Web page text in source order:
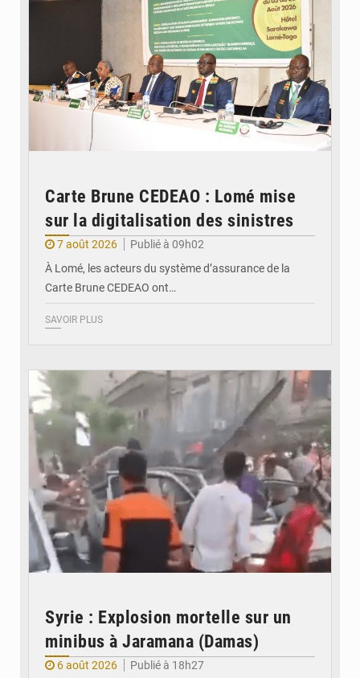
Carte Brune CEDEAO : Lomé mise
sur la digitalisation des sinistres
7 août 2026
Publié à 09h02
À Lomé, les acteurs du système d’assurance de la
Carte Brune CEDEAO ont…
SAVOIR PLUS
Syrie : Explosion mortelle sur un
minibus à Jaramana (Damas)
6 août 2026
Publié à 18h27